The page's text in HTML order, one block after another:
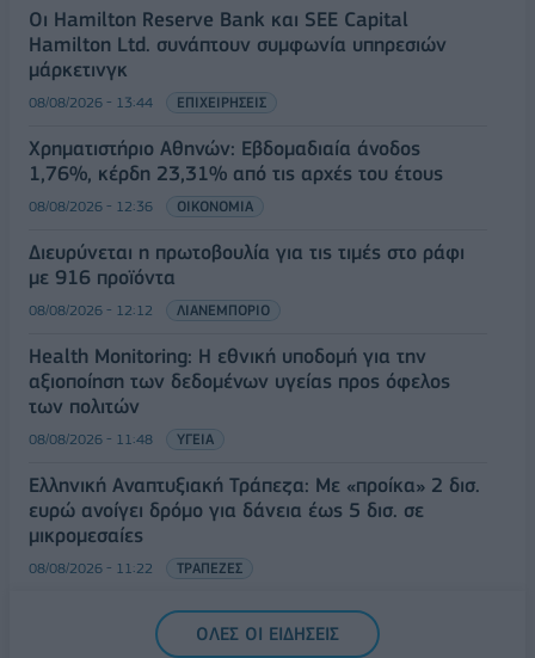
Οι Hamilton Reserve Bank και SEE Capital
Hamilton Ltd. συνάπτουν συμφωνία υπηρεσιών
μάρκετινγκ
08/08/2026 - 13:44 ΕΠΙΧΕΙΡΗΣΕΙΣ
Χρηματιστήριο Αθηνών: Εβδομαδιαία άνοδος
1,76%, κέρδη 23,31% από τις αρχές του έτους
08/08/2026 - 12:36 ΟΙΚΟΝΟΜΙΑ
Διευρύνεται η πρωτοβουλία για τις τιμές στο ράφι
με 916 προϊόντα
08/08/2026 - 12:12 ΛΙΑΝΕΜΠΟΡΙΟ
Health Monitoring: Η εθνική υποδομή για την
αξιοποίηση των δεδομένων υγείας προς όφελος
των πολιτών
08/08/2026 - 11:48 ΥΓΕΙΑ
Ελληνική Αναπτυξιακή Τράπεζα: Με «προίκα» 2 δισ.
ευρώ ανοίγει δρόμο για δάνεια έως 5 δισ. σε
μικρομεσαίες
08/08/2026 - 11:22 ΤΡΑΠΕΖΕΣ
5G παντού, 6G στον ορίζοντα: Πού βρίσκεται η
Ελλάδα στη μεγάλη τεχνολογική μετάβαση
ΟΛΕΣ ΟΙ ΕΙΔΗΣΕΙΣ